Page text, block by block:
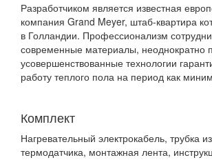
Разработчиком является известная
компания Grand Meyer, штаб-квартира
в Голландии. Профессионализм
современные материалы, неоднократно
усовершенствованные технологии
работу теплого пола на период как
Комплект
Нагревательный электрокабель, трубка
термодатчика, монтажная лента,